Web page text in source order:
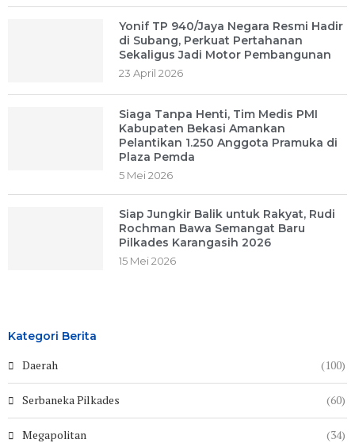
Yonif TP 940/Jaya Negara Resmi Hadir
di Subang, Perkuat Pertahanan
Sekaligus Jadi Motor Pembangunan
23 April 2026
Siaga Tanpa Henti, Tim Medis PMI
Kabupaten Bekasi Amankan
Pelantikan 1.250 Anggota Pramuka di
Plaza Pemda
5 Mei 2026
Siap Jungkir Balik untuk Rakyat, Rudi
Rochman Bawa Semangat Baru
Pilkades Karangasih 2026
15 Mei 2026
Kategori Berita
Daerah (100)
Serbaneka Pilkades (60)
Megapolitan (34)